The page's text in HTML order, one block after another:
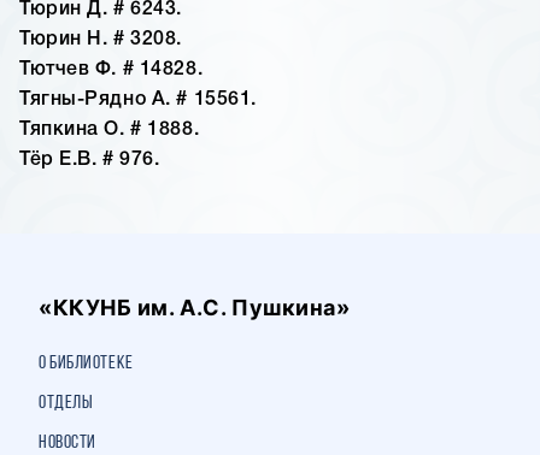
Тюрин Д. # 6243.
Тюрин Н. # 3208.
Тютчев Ф. # 14828.
Тягны-Рядно А. # 15561.
Тяпкина О. # 1888.
Тёр Е.В. # 976.
«ККУНБ им. А.С. Пушкина»
О библиотеке
Отделы
Новости